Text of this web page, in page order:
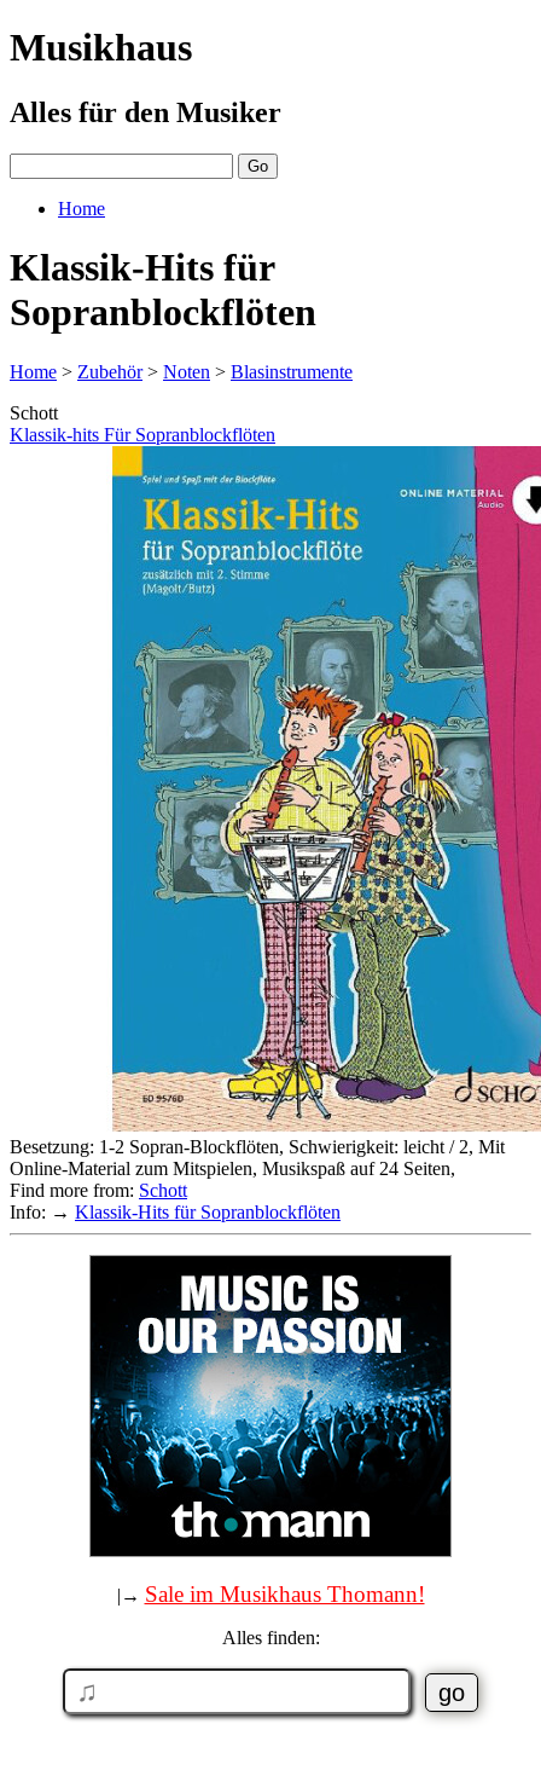
Musikhaus
Alles für den Musiker
Home
Klassik-Hits für
Sopranblockflöten
Home > Zubehör> Noten > Blasinstrumente
Schott
Klassik-hits Für Sopranblockflöten
Besetzung: 1-2 Sopran-Blockflöten, Schwierigkeit: leicht / 2, Mit
Online-Material zum Mitspielen, Musikspaß auf 24 Seiten,
Find more from: Schott
Info: → Klassik-Hits für Sopranblockflöten
|→ Sale im Musikhaus Thomann!
Alles finden: